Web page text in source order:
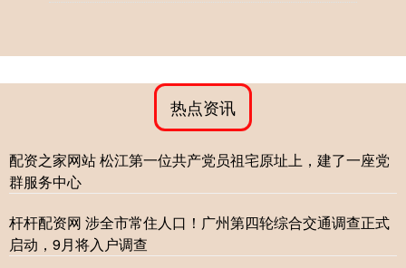
热点资讯
配资之家网站 松江第一位共产党员祖宅原址上，建了一座党
群服务中心
杆杆配资网 涉全市常住人口！广州第四轮综合交通调查正式
启动，9月将入户调查